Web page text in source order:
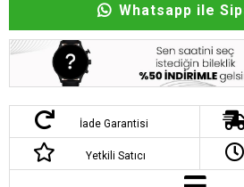
Whatsapp ile
İade Garantisi
Yetkili Satıcı